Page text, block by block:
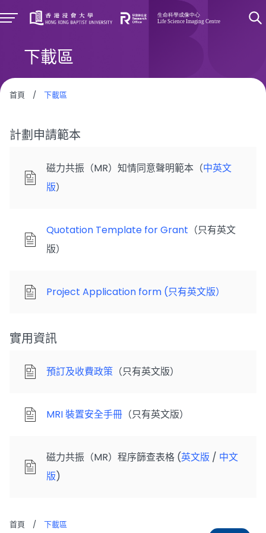
下載區
首頁 / 下載區
計劃申請範本
磁力共振（MR）知情同意聲明範本（中英文
版）
Quotation Template for Grant （只有英文
版）
Project Application form (只有英文版）
實用資訊
預訂及收費政策 （只有英文版）
MRI 裝置安全手冊 （只有英文版）
磁力共振（MR）程序篩查表格 (英文版 / 中文
版)
首頁 / 下載區